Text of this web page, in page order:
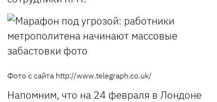
Фото с сайта http://www.telegraph.co.uk/
Напомним, что на 24 февраля в Лондоне